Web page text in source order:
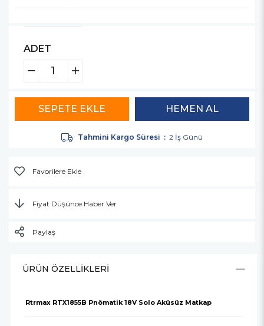
ADET
Tahmini Kargo Süresi : 2 İş Günü
Favorilere Ekle
Fiyat Düşünce Haber Ver
Paylaş
ÜRÜN ÖZELLIKLERI
Rtrmax RTX1855B Pnömatik 18V Solo Aküsüz Matkap